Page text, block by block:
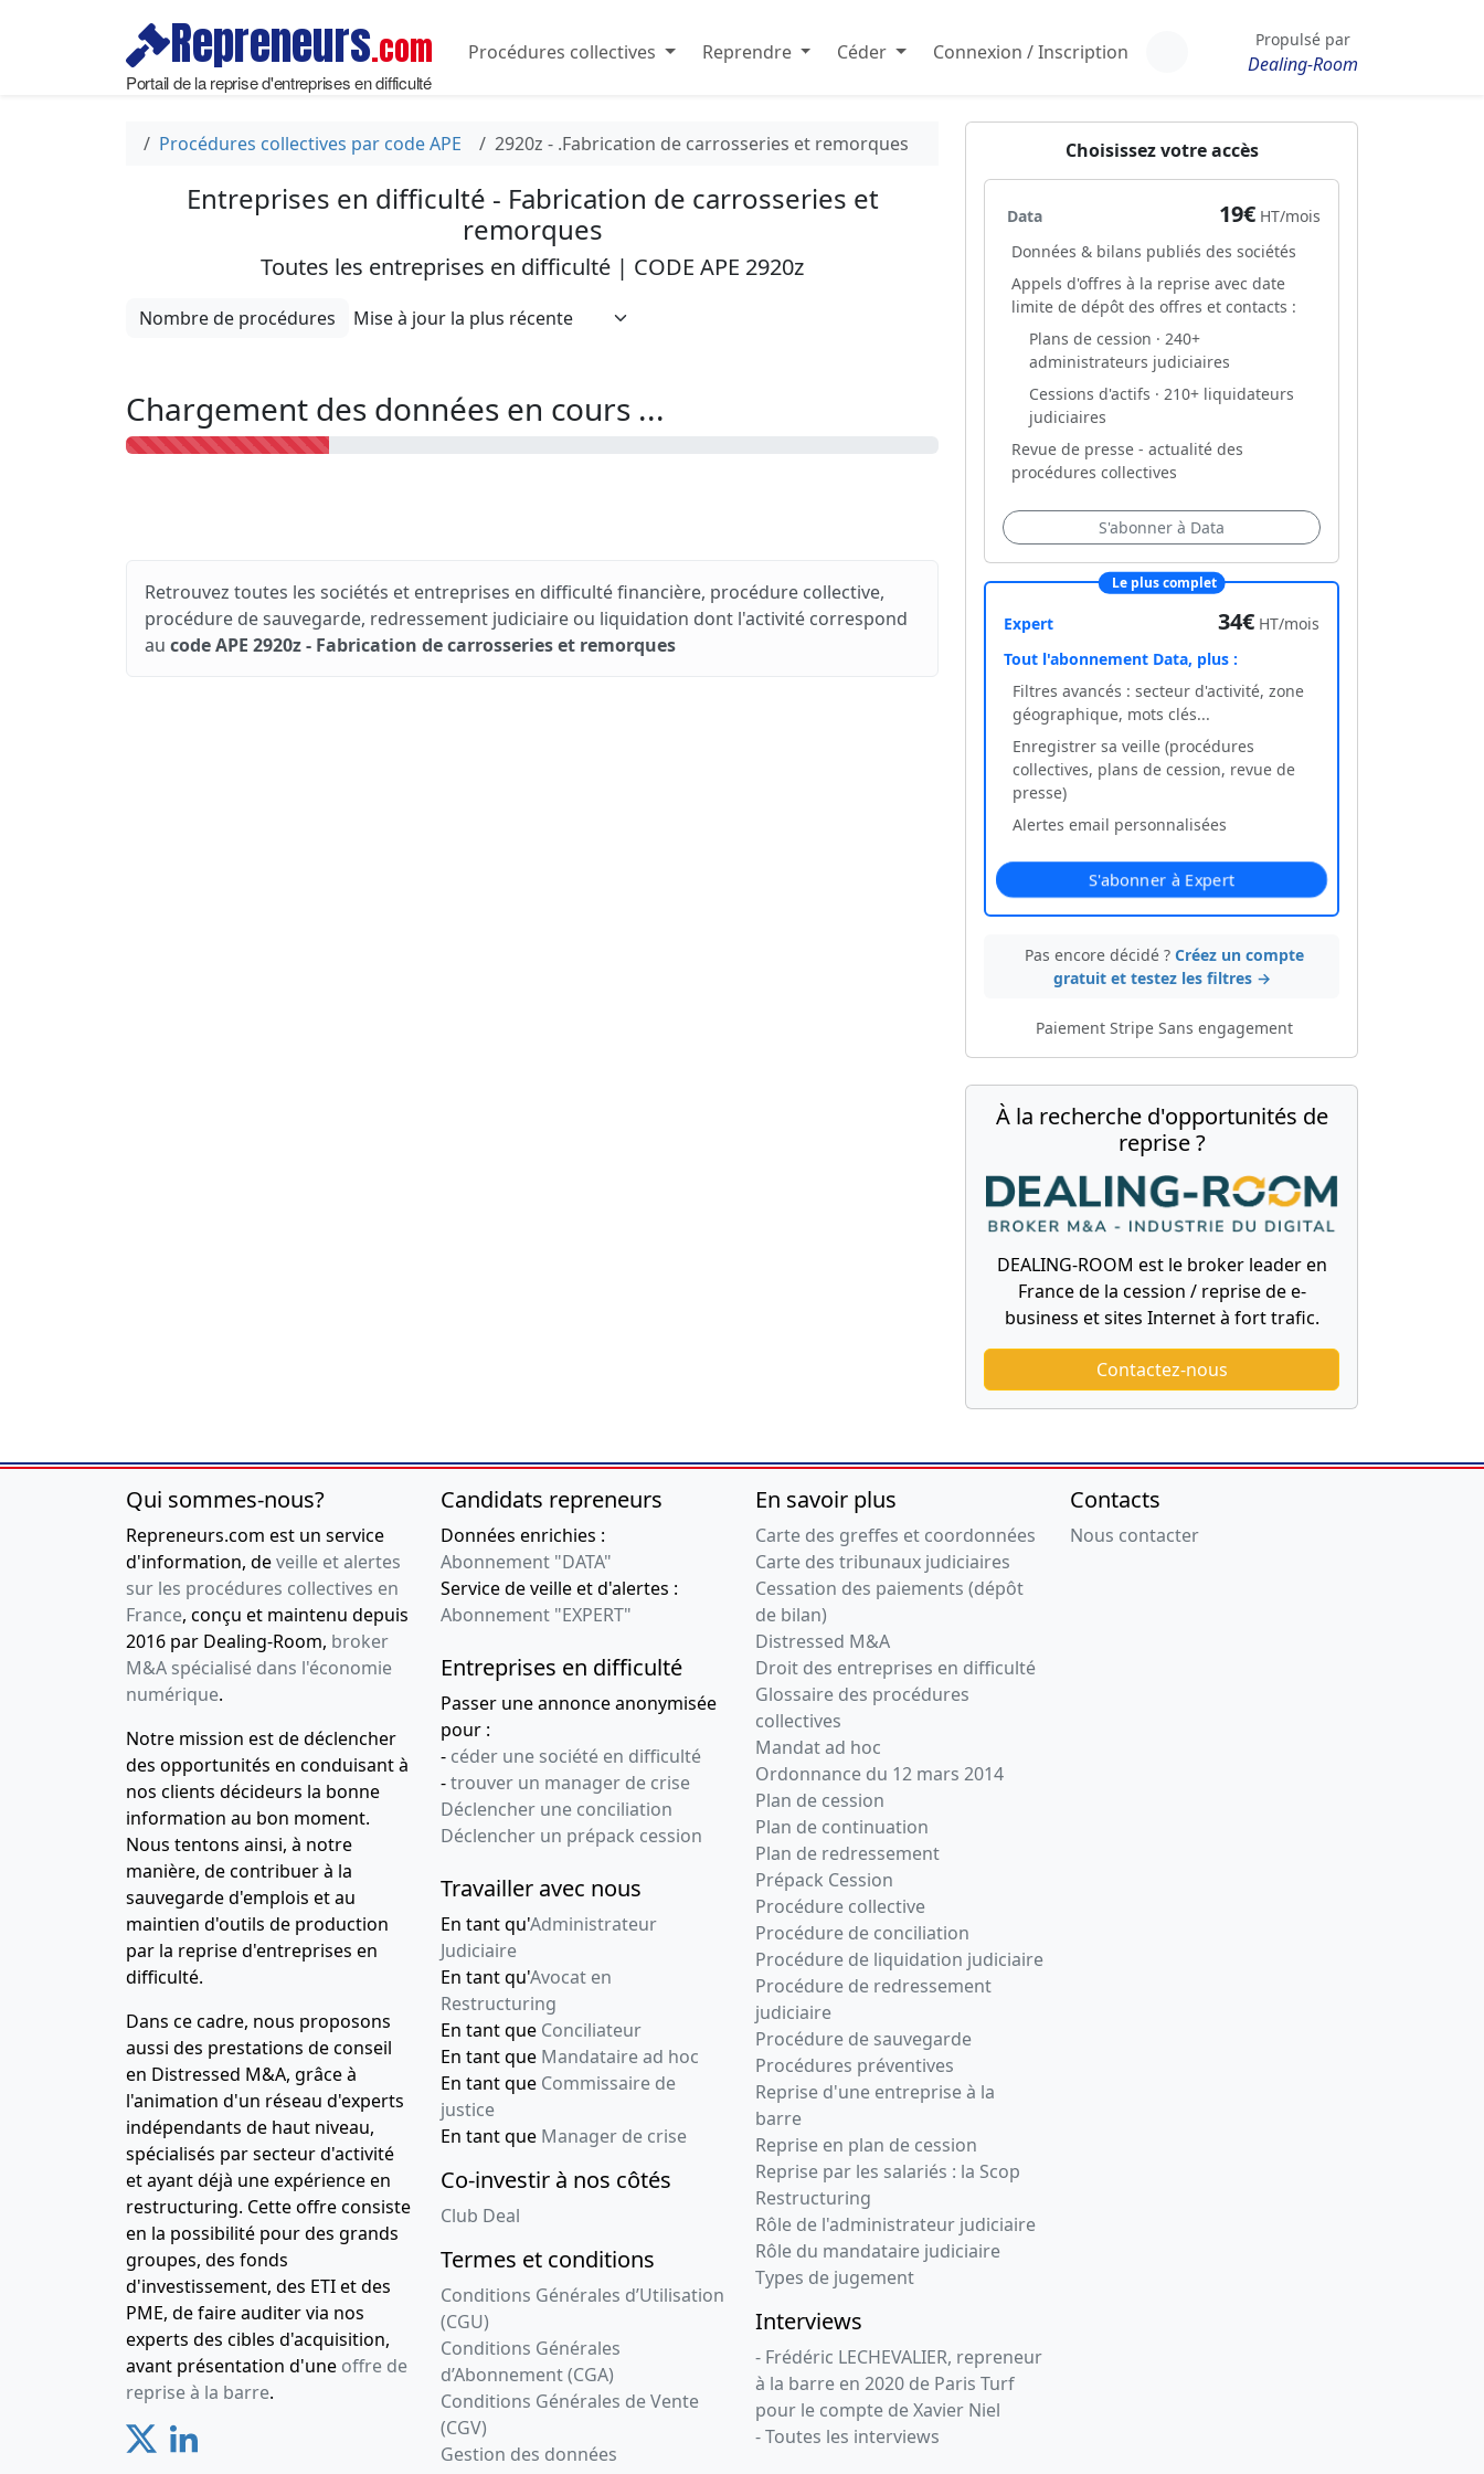
Repreneurs.com
Portail de la reprise d'entreprises en difficulté
Procédures collectives Reprendre Céder Connexion / Inscription
Propulsé par
Dealing-Room
Procédures collectives par code APE 2920z - .Fabrication de carrosseries et remorques
Entreprises en difficulté - Fabrication de carrosseries et
remorques
Toutes les entreprises en difficulté | CODE APE 2920z
Nombre de procédures
Chargement des données en cours ...
Retrouvez toutes les sociétés et entreprises en difficulté financière, procédure collective,
procédure de sauvegarde, redressement judiciaire ou liquidation dont l'activité correspond
au code APE 2920z - Fabrication de carrosseries et remorques
Choisissez votre accès
Data 19€ HT/mois
Données & bilans publiés des sociétés
Appels d'offres à la reprise avec date
limite de dépôt des offres et contacts :
Plans de cession · 240+
administrateurs judiciaires
Cessions d'actifs · 210+ liquidateurs
judiciaires
Revue de presse - actualité des
procédures collectives
S'abonner à Data
Le plus complet
Expert 34€ HT/mois
Tout l'abonnement Data, plus :
Filtres avancés : secteur d'activité, zone
géographique, mots clés...
Enregistrer sa veille (procédures
collectives, plans de cession, revue de
presse)
Alertes email personnalisées
S'abonner à Expert
Pas encore décidé ? Créez un compte
gratuit et testez les filtres →
Paiement Stripe Sans engagement
À la recherche d'opportunités de
reprise ?
DEALING-ROOM est le broker leader en
France de la cession / reprise de e-
business et sites Internet à fort trafic.
Contactez-nous
Qui sommes-nous?
Repreneurs.com est un service
d'information, deveille et alertes
sur les procédures collectives en
France, conçu et maintenu depuis
2016 par Dealing-Room, broker
M&A spécialisé dans l'économie
numérique.
Notre mission est de déclencher
des opportunités en conduisant à
nos clients décideurs la bonne
information au bon moment.
Nous tentons ainsi, à notre
manière, de contribuer à la
sauvegarde d'emplois et au
maintien d'outils de production
par la reprise d'entreprises en
difficulté.
Dans ce cadre, nous proposons
aussi des prestations de conseil
en Distressed M&A, grâce à
l'animation d'un réseau d'experts
indépendants de haut niveau,
spécialisés par secteur d'activité
et ayant déjà une expérience en
restructuring. Cette offre consiste
en la possibilité pour des grands
groupes, des fonds
d'investissement, des ETI et des
PME, de faire auditer via nos
experts des cibles d'acquisition,
avant présentation d'une offre de
reprise à la barre.
Candidats repreneurs
Données enrichies :
Abonnement "DATA"
Service de veille et d'alertes :
Abonnement "EXPERT"
Entreprises en difficulté
Passer une annonce anonymisée
pour :
- céder une société en difficulté
-trouver un manager de crise
Déclencher une conciliation
Déclencher un prépack cession
Travailler avec nous
En tant qu'Administrateur
Judiciaire
En tant qu'Avocat en
Restructuring
En tant que Conciliateur
En tant que Mandataire ad hoc
En tant que Commissaire de
justice
En tant que Manager de crise
Co-investir à nos côtés
Club Deal
Termes et conditions
Conditions Générales d’Utilisation
(CGU)
Conditions Générales
d’Abonnement (CGA)
Conditions Générales de Vente
(CGV)
Gestion des données
En savoir plus
Carte des greffes et coordonnées
Carte des tribunaux judiciaires
Cessation des paiements (dépôt
de bilan)
Distressed M&A
Droit des entreprises en difficulté
Glossaire des procédures
collectives
Mandat ad hoc
Ordonnance du 12 mars 2014
Plan de cession
Plan de continuation
Plan de redressement
Prépack Cession
Procédure collective
Procédure de conciliation
Procédure de liquidation judiciaire
Procédure de redressement
judiciaire
Procédure de sauvegarde
Procédures préventives
Reprise d'une entreprise à la
barre
Reprise en plan de cession
Reprise par les salariés : la Scop
Restructuring
Rôle de l'administrateur judiciaire
Rôle du mandataire judiciaire
Types de jugement
Interviews
- Frédéric LECHEVALIER, repreneur
à la barre en 2020 de Paris Turf
pour le compte de Xavier Niel
- Toutes les interviews
Contacts
Nous contacter